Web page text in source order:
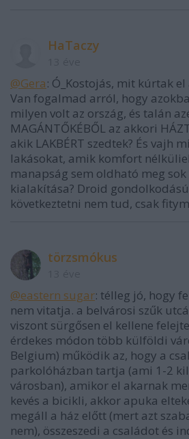
HaTaczy
@Gera: Ó_Kostojás, mit kúrtak
Van fogalmad arról, hogy
milyen volt az ország, és talán
MAGÁNTŐKÉBŐL az akkori
akik LAKBÉRT szedtek? És vajh
lakásokat, amik komfort
manapság sem oldható meg
kialakítása? Droid
következtetni nem tud, csak
törzsmókus
@eastern sugar: télleg jó, hogy
nem vitatja. a belvárosi szűk
viszont sürgősen el kellene
érdekes módon több külföldi
Belgium) működik az, hogy a
parkolóházban tartja (ami 1-2
városban), amikor el akarnak
kevés a bicikli, akkor apuka
megáll a ház előtt (mert azt
nem), összeszedi a családot és